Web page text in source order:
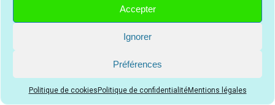
Accepter
Ignorer
Préférences
Politique de cookies Politique de confidentialitéMentions légales
Les photos, textes, illustrations, vidéos et documents sont les
propriétés de leurs auteurs et éditeurs respectifs.
Photos © Charades / Hype Studios / Mosaic Films